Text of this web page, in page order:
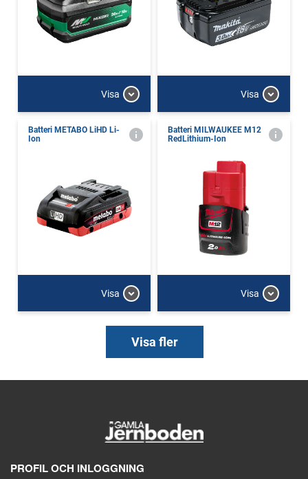
Visa Visa
Batteri METABO LiHD Li-
Ion
Visa
Batteri MILWAUKEE M12
RedLithium-Ion
Visa
Visa fler
PROFIL OCH INLOGGNING